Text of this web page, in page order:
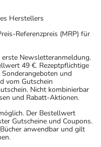
Herstellers
Referenzpreis (MRP) für
Newsletteranmeldung.
49 €. Rezeptpflichtige
und
vom Gutschein
Nicht kombinierbar
und Rabatt-Aktionen.
Der Bestellwert
Gutscheine und Coupons.
anwendbar und gilt